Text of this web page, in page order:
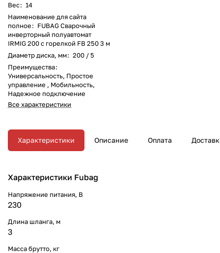
Вес: 14
Наименование для сайта
полное: FUBAG Сварочный
инверторный полуавтомат
IRMIG 200 с горелкой FB 250 3 м
Диаметр диска, мм: 200 / 5
Преимущества:
Универсальность, Простое
управление , Мобильность,
Надежное подключение
Все характеристики
Характеристики Описание Оплата
Характеристики Fubag
Напряжение питания, В
230
Длина шланга, м
3
Масса брутто, кг